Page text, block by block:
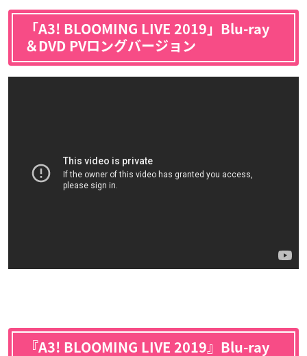
「A3! BLOOMING LIVE 2019」Blu-ray
＆DVD PVロングバージョン
『A3! BLOOMING LIVE 2019』Blu-ray